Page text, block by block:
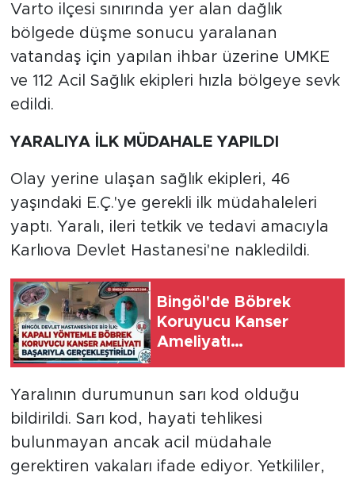
Varto ilçesi sınırında yer alan dağlık
bölgede düşme sonucu yaralanan
vatandaş için yapılan ihbar üzerine UMKE
ve 112 Acil Sağlık ekipleri hızla bölgeye sevk
edildi.
YARALIYA İLK MÜDAHALE YAPILDI
Olay yerine ulaşan sağlık ekipleri, 46
yaşındaki E.Ç.'ye gerekli ilk müdahaleleri
yaptı. Yaralı, ileri tetkik ve tedavi amacıyla
Karlıova Devlet Hastanesi'ne nakledildi.
Bingöl'de Böbrek
Koruyucu Kanser
Ameliyatı
Yaralının durumunun sarı kod olduğu
bildirildi. Sarı kod, hayati tehlikesi
bulunmayan ancak acil müdahale
gerektiren vakaları ifade ediyor. Yetkililer,